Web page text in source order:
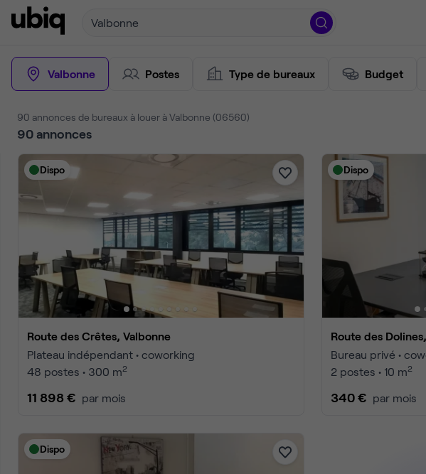
Valbonne
Valbonne Postes Type de bureaux Budget
90 annonces de bureaux à louer à Valbonne (06560)
90 annonces
Dispo
Route des Crêtes, Valbonne
Plateau indépendant • coworking
48 postes • 300 m2
11 898 € par mois
Dispo
Route des
Bureau privé •
2 postes • 10 m2
340 € par mois
Dispo